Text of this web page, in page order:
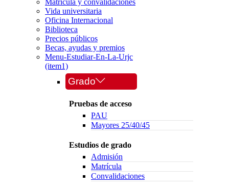
Matrícula y convalidaciones
Vida universitaria
Oficina Internacional
Biblioteca
Precios públicos
Becas, ayudas y premios
Menu-Estudiar-En-La-Urjc
(item1)
Grado
Pruebas de acceso
PAU
Mayores 25/40/45
Estudios de grado
Admisión
Matrícula
Convalidaciones